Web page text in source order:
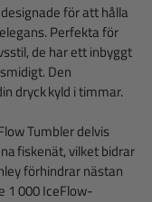
för att hålla
Perfekta för
de har ett inbyggt
Den
dryck kyld i timmar.
Tumbler delvis
fiskenät, vilket bidrar
förhindrar nästan
1 000 IceFlow-